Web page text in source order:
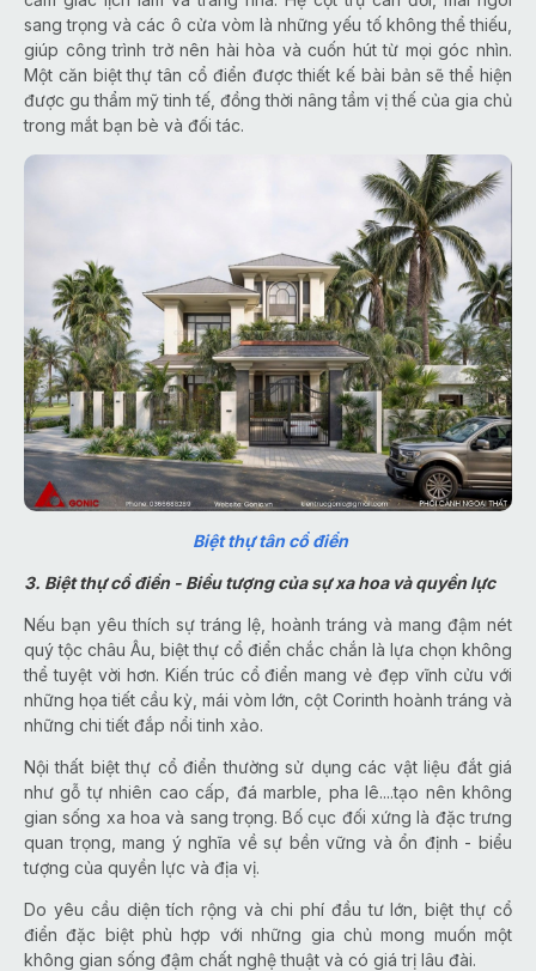
sang trọng và các ô cửa vòm là những yếu tố không thể thiếu,
giúp công trình trở nên hài hòa và cuốn hút từ mọi góc nhìn.
Một căn biệt thự tân cổ điển được thiết kế bài bản sẽ thể hiện
được gu thẩm mỹ tinh tế, đồng thời nâng tầm vị thế của gia chủ
trong mắt bạn bè và đối tác.
Biệt thự tân cổ điển
3. Biệt thự cổ điển - Biểu tượng của sự xa hoa và quyền lực
Nếu bạn yêu thích sự tráng lệ, hoành tráng và mang đậm nét
quý tộc châu Âu, biệt thự cổ điển chắc chắn là lựa chọn không
thể tuyệt vời hơn. Kiến trúc cổ điển mang vẻ đẹp vĩnh cửu với
những họa tiết cầu kỳ, mái vòm lớn, cột Corinth hoành tráng và
những chi tiết đắp nổi tinh xảo.
Nội thất biệt thự cổ điển thường sử dụng các vật liệu đắt giá
như gỗ tự nhiên cao cấp, đá marble, pha lê....tạo nên không
gian sống xa hoa và sang trọng. Bố cục đối xứng là đặc trưng
quan trọng, mang ý nghĩa về sự bền vững và ổn định - biểu
tượng của quyền lực và địa vị.
Do yêu cầu diện tích rộng và chi phí đầu tư lớn, biệt thự cổ
điển đặc biệt phù hợp với những gia chủ mong muốn một
không gian sống đậm chất nghệ thuật và có giá trị lâu đài.